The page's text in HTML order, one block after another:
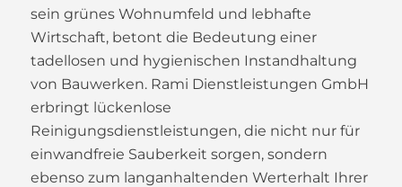
sein grünes Wohnumfeld und lebhafte
Wirtschaft, betont die Bedeutung einer
tadellosen und hygienischen Instandhaltung
von Bauwerken. Rami Dienstleistungen GmbH
erbringt lückenlose
Reinigungsdienstleistungen, die nicht nur für
einwandfreie Sauberkeit sorgen, sondern
ebenso zum langanhaltenden Werterhalt Ihrer